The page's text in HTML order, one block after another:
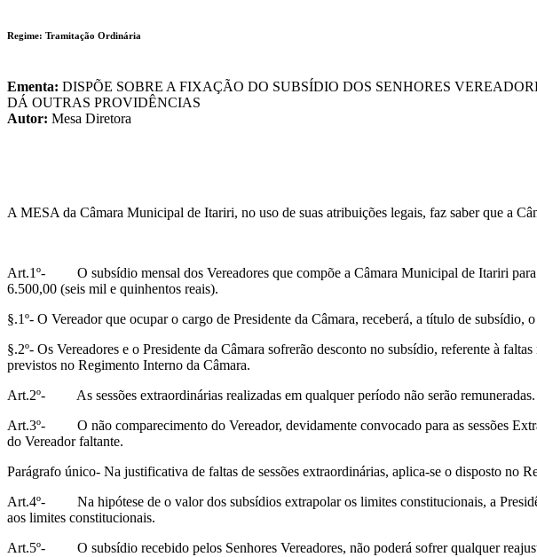
Regime: Tramitação Ordinária
Ementa: DISPÕE SOBRE A FIXAÇÃO DO SUBSÍDIO DOS SENHORES
DÁ OUTRAS PROVIDÊNCIAS
Autor: Mesa Diretora
A MESA da Câmara Municipal de Itariri, no uso de suas atribuições legais, faz saber que a
Art.1º- O subsídio mensal dos Vereadores que compõe a Câmara Municipal de Itariri para
6.500,00 (seis mil e quinhentos reais).
§.1º- O Vereador que ocupar o cargo de Presidente da Câmara, receberá, a título de
§.2º- Os Vereadores e o Presidente da Câmara sofrerão desconto no subsídio, referente à
previstos no Regimento Interno da Câmara.
Art.2º- As sessões extraordinárias realizadas em qualquer período não serão remuneradas.
Art.3º- O não comparecimento do Vereador, devidamente convocado para as sessões
do Vereador faltante.
Parágrafo único- Na justificativa de faltas de sessões extraordinárias, aplica-se o disposto no
Art.4º- Na hipótese de o valor dos subsídios extrapolar os limites constitucionais, a
aos limites constitucionais.
Art.5º- O subsídio recebido pelos Senhores Vereadores, não poderá sofrer qualquer